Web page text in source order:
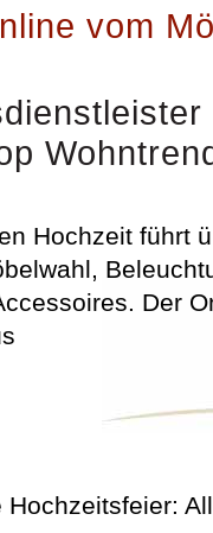
vom
Hochzeit führt
Der
Hochzeitsfeier: